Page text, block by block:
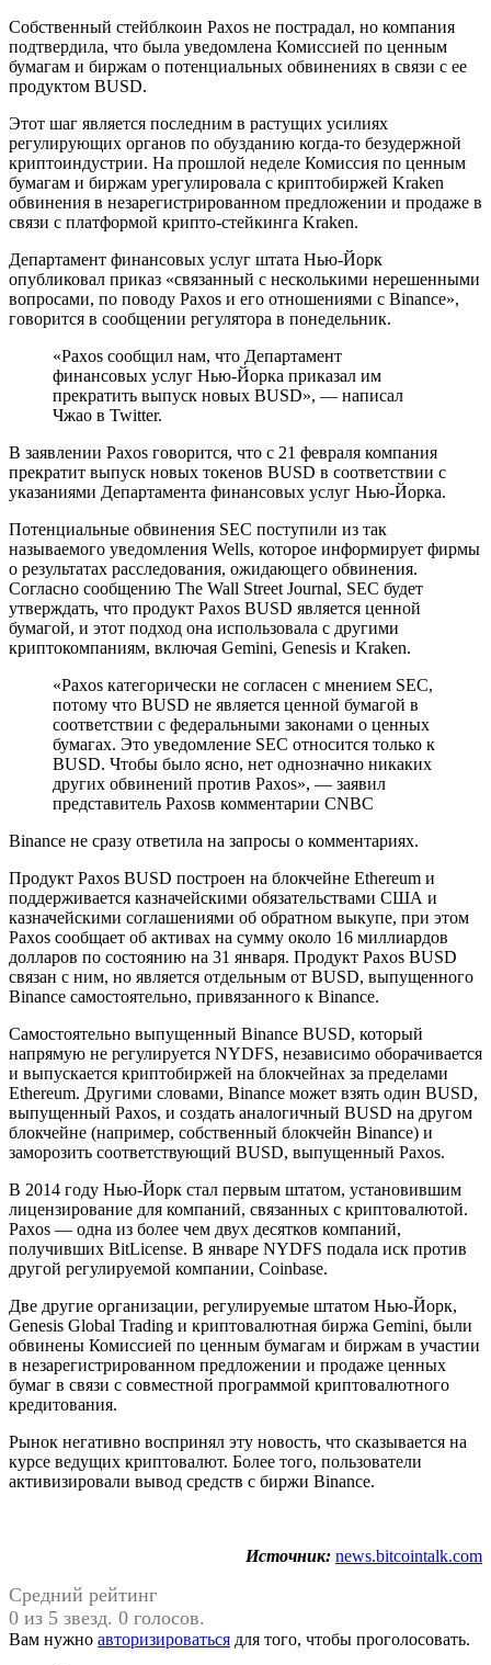
Собственный стейблкоин Paxos не пострадал, но компания
подтвердила, что была уведомлена Комиссией по ценным
бумагам и биржам о потенциальных обвинениях в связи с ее
продуктом BUSD.
Этот шаг является последним в растущих усилиях
регулирующих органов по обузданию когда-то безудержной
криптоиндустрии. На прошлой неделе Комиссия по ценным
бумагам и биржам урегулировала с криптобиржей Kraken
обвинения в незарегистрированном предложении и продаже в
связи с платформой крипто-стейкинга Kraken.
Департамент финансовых услуг штата Нью-Йорк
опубликовал приказ «связанный с несколькими нерешенными
вопросами, по поводу Paxos и его отношениями с Binance»,
говорится в сообщении регулятора в понедельник.
«Paxos сообщил нам, что Департамент
финансовых услуг Нью-Йорка приказал им
прекратить выпуск новых BUSD», — написал
Чжао в Twitter.
В заявлении Paxos говорится, что с 21 февраля компания
прекратит выпуск новых токенов BUSD в соответствии с
указаниями Департамента финансовых услуг Нью-Йорка.
Потенциальные обвинения SEC поступили из так
называемого уведомления Wells, которое информирует фирмы
о результатах расследования, ожидающего обвинения.
Согласно сообщению The Wall Street Journal, SEC будет
утверждать, что продукт Paxos BUSD является ценной
бумагой, и этот подход она использовала с другими
криптокомпаниям, включая Gemini, Genesis и Kraken.
«Paxos категорически не согласен с мнением SEC,
потому что BUSD не является ценной бумагой в
соответствии с федеральными законами о ценных
бумагах. Это уведомление SEC относится только к
BUSD. Чтобы было ясно, нет однозначно никаких
других обвинений против Paxos», — заявил
представитель Paxosв комментарии CNBC
Binance не сразу ответила на запросы о комментариях.
Продукт Paxos BUSD построен на блокчейне Ethereum и
поддерживается казначейскими обязательствами США и
казначейскими соглашениями об обратном выкупе, при этом
Paxos сообщает об активах на сумму около 16 миллиардов
долларов по состоянию на 31 января. Продукт Paxos BUSD
связан с ним, но является отдельным от BUSD, выпущенного
Binance самостоятельно, привязанного к Binance.
Самостоятельно выпущенный Binance BUSD, который
напрямую не регулируется NYDFS, независимо оборачивается
и выпускается криптобиржей на блокчейнах за пределами
Ethereum. Другими словами, Binance может взять один BUSD,
выпущенный Paxos, и создать аналогичный BUSD на другом
блокчейне (например, собственный блокчейн Binance) и
заморозить соответствующий BUSD, выпущенный Paxos.
В 2014 году Нью-Йорк стал первым штатом, установившим
лицензирование для компаний, связанных с криптовалютой.
Paxos — одна из более чем двух десятков компаний,
получивших BitLicense. В январе NYDFS подала иск против
другой регулируемой компании, Coinbase.
Две другие организации, регулируемые штатом Нью-Йорк,
Genesis Global Trading и криптовалютная биржа Gemini, были
обвинены Комиссией по ценным бумагам и биржам в участии
в незарегистрированном предложении и продаже ценных
бумаг в связи с совместной программой криптовалютного
кредитования.
Рынок негативно воспринял эту новость, что сказывается на
курсе ведущих криптовалют. Более того, пользователи
активизировали вывод средств с биржи Binance.
Источник: news.bitcointalk.com
Средний рейтинг
0 из 5 звезд. 0 голосов.
Вам нужно авторизироваться для того, чтобы проголосовать.